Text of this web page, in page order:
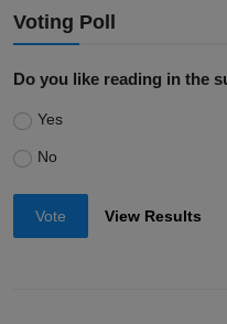
Voting Poll
Do you like reading in the
Yes
No
Vote View Results